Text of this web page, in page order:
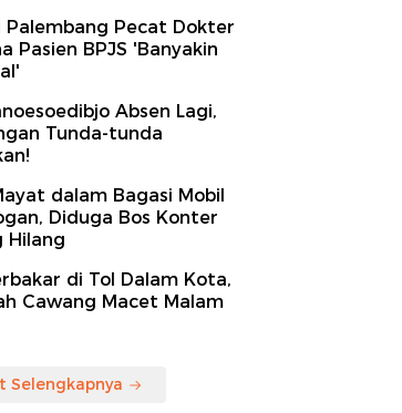
Palembang Pecat Dokter
Pasien BPJS 'Banyakin
Absen Lagi,
Tunda-tunda
dalam Bagasi Mobil
Diduga Bos Konter
Hilang
di Tol Dalam Kota,
Cawang Macet Malam
Selengkapnya